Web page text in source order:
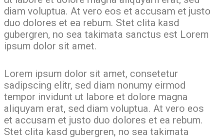
diam voluptua. At vero eos et accusam et justo
duo dolores et ea rebum. Stet clita kasd
gubergren, no sea takimata sanctus est Lorem
ipsum dolor sit amet.
Lorem ipsum dolor sit amet, consetetur
sadipscing elitr, sed diam nonumy eirmod
tempor invidunt ut labore et dolore magna
aliquyam erat, sed diam voluptua. At vero eos
et accusam et justo duo dolores et ea rebum.
Stet clita kasd gubergren, no sea takimata